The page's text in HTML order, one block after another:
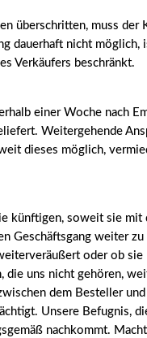
überschritten, muss der
dauerhaft nicht möglich,
Verkäufers beschränkt.
einer Woche nach
Weitergehende
dieses möglich,
künftigen, soweit sie
Geschäftsgang weiter
oder ob
die uns nicht gehören,
dem Besteller
Unsere Befugnis,
nachkommt.